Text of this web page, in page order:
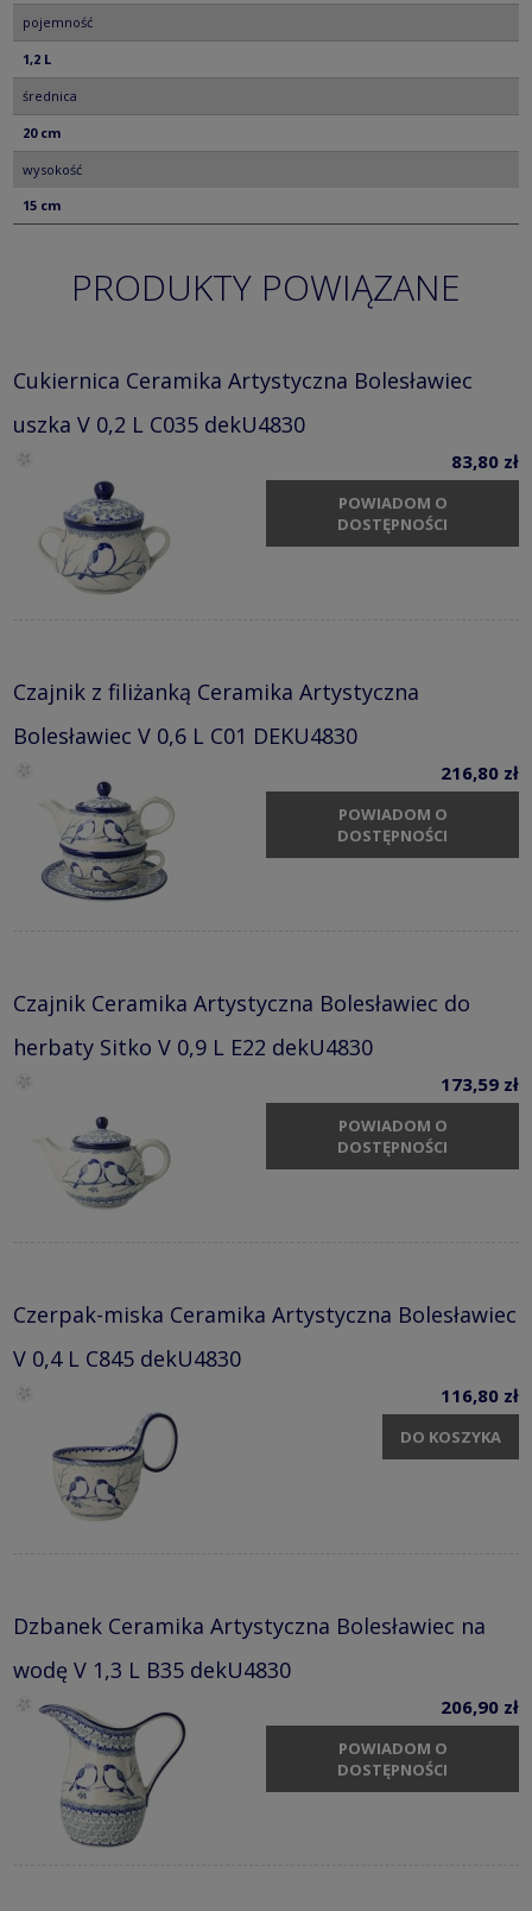
pojemność
1,2 L
średnica
20 cm
wysokość
15 cm
PRODUKTY POWIĄZANE
Cukiernica Ceramika Artystyczna Bolesławiec
uszka V 0,2 L C035 dekU4830
83,80 zł
POWIADOM O
DOSTĘPNOŚCI
Czajnik z filiżanką Ceramika Artystyczna
Bolesławiec V 0,6 L C01 DEKU4830
216,80 zł
POWIADOM O
DOSTĘPNOŚCI
Czajnik Ceramika Artystyczna Bolesławiec do
herbaty Sitko V 0,9 L E22 dekU4830
173,59 zł
POWIADOM O
DOSTĘPNOŚCI
Czerpak-miska Ceramika Artystyczna Bolesławiec
V 0,4 L C845 dekU4830
116,80 zł
DO KOSZYKA
Dzbanek Ceramika Artystyczna Bolesławiec na
wodę V 1,3 L B35 dekU4830
206,90 zł
POWIADOM O
DOSTĘPNOŚCI